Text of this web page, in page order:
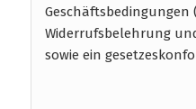
Geschäftsbedingungen
Widerrufsbelehrung
sowie ein